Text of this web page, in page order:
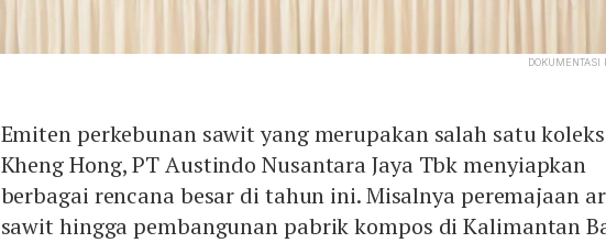
DOKUMENTASI
Emiten perkebunan sawit yang merupakan salah satu
Kheng Hong, PT Austindo Nusantara Jaya Tbk menyiapkan
berbagai rencana besar di tahun ini. Misalnya peremajaan
sawit hingga pembangunan pabrik kompos di Kalimantan